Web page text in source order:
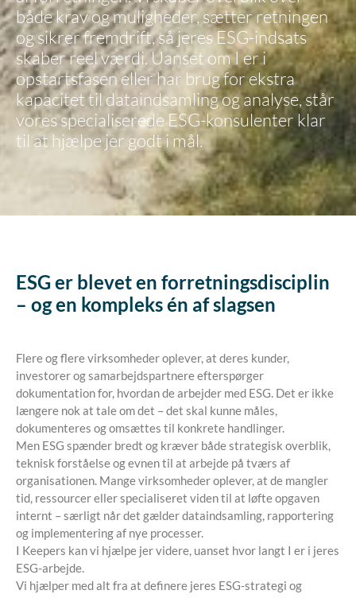
både krav og muligheder, sætter retningen
og sikrer fremdrift, så jeres ESG-indsats
skaber reel værdi. Uanset om I er i
opstartsfasen eller har brug for ekstra
kapacitet til dataindsamling og analyse, står
vores specialiserede ESG-konsulenter klar
til at hjælpe jer godt i mål.
ESG er blevet en forretningsdisciplin
– og en kompleks én af slagsen
Flere og flere virksomheder oplever, at deres kunder,
investorer og samarbejdspartnere efterspørger
dokumentation for, hvordan de arbejder med ESG. Det er ikke
længere nok at tale om det – det skal kunne måles,
dokumenteres og omsættes til konkrete handlinger.
Men ESG spænder bredt og kræver både strategisk overblik,
teknisk forståelse og evnen til at arbejde på tværs af
organisationen. Mange virksomheder oplever, at de mangler
tid, ressourcer eller specialiseret viden til at løfte opgaven
internt – særligt når det gælder dataindsamling, rapportering
og implementering af nye processer.
I Keepers kan vi hjælpe jer videre, uanset hvor langt I er i jeres
ESG-arbejde.
Vi hjælper med alt fra at definere jeres ESG-strategi og